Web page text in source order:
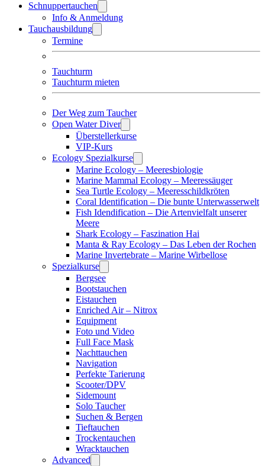
Schnuppertauchen
Info & Anmeldung
Tauchausbildung
Termine
Tauchturm
Tauchturm mieten
Der Weg zum Taucher
Open Water Diver
Überstellerkurse
VIP-Kurs
Ecology Spezialkurse
Marine Ecology – Meeresbiologie
Marine Mammal Ecology – Meeressäuger
Sea Turtle Ecology – Meeresschildkröten
Coral Identification – Die bunte Unterwasserwelt
Fish Idendification – Die Artenvielfalt unserer
Meere
Shark Ecology – Faszination Hai
Manta & Ray Ecology – Das Leben der Rochen
Marine Invertebrate – Marine Wirbellose
Spezialkurse
Bergsee
Bootstauchen
Eistauchen
Enriched Air – Nitrox
Equipment
Foto und Video
Full Face Mask
Nachttauchen
Navigation
Perfekte Tarierung
Scooter/DPV
Sidemount
Solo Taucher
Suchen & Bergen
Tieftauchen
Trockentauchen
Wracktauchen
Advanced